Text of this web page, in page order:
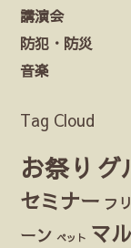
講演会
防犯・防災
音楽
Tag Cloud
お祭り グ
セミナー フ
ーン ペット マ